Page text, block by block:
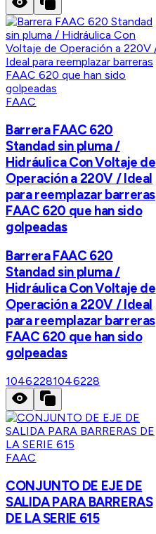
FAAC
Barrera FAAC 620
Standad sin pluma /
Hidráulica Con Voltaje de
Operación a 220V / Ideal
para reemplazar barreras
FAAC 620 que han sido
golpeadas
Barrera FAAC 620
Standad sin pluma /
Hidráulica Con Voltaje de
Operación a 220V / Ideal
para reemplazar barreras
FAAC 620 que han sido
golpeadas
10462281046228
FAAC
CONJUNTO DE EJE DE
SALIDA PARA BARRERAS
DE LA SERIE 615